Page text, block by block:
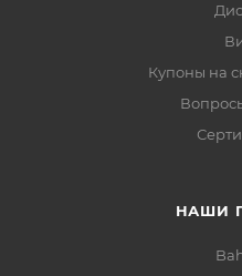
Купоны на
НАШИ